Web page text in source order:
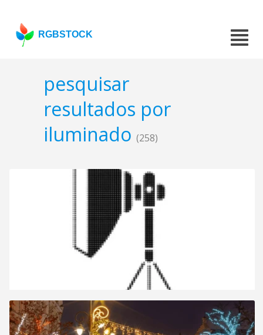
RGBSTOCK
pesquisar
resultados por
iluminado (258)